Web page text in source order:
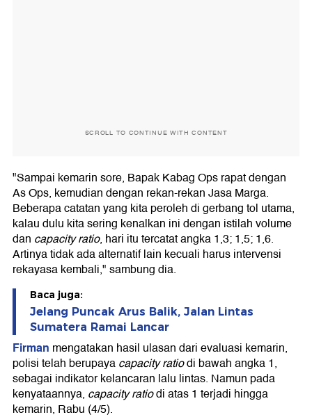
SCROLL TO CONTINUE WITH CONTENT
"Sampai kemarin sore, Bapak Kabag Ops rapat dengan
As Ops, kemudian dengan rekan-rekan Jasa Marga.
Beberapa catatan yang kita peroleh di gerbang tol utama,
kalau dulu kita sering kenalkan ini dengan istilah volume
dan capacity ratio, hari itu tercatat angka 1,3; 1,5; 1,6.
Artinya tidak ada alternatif lain kecuali harus intervensi
rekayasa kembali," sambung dia.
Baca juga:
Jelang Puncak Arus Balik, Jalan Lintas
Sumatera Ramai Lancar
Firman mengatakan hasil ulasan dari evaluasi kemarin,
polisi telah berupayacapacity ratiodi bawah angka 1,
sebagai indikator kelancaran lalu lintas. Namun pada
kenyataannya, capacity ratiodi atas 1 terjadi hingga
kemarin, Rabu (4/5).